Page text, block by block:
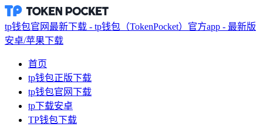
tp钱包官网最新下载 - tp钱包（TokenPocket）官方app - 最新版
安卓/苹果下载
首页
tp钱包正版下载
tp钱包官网下载
tp下载安卓
TP钱包下载